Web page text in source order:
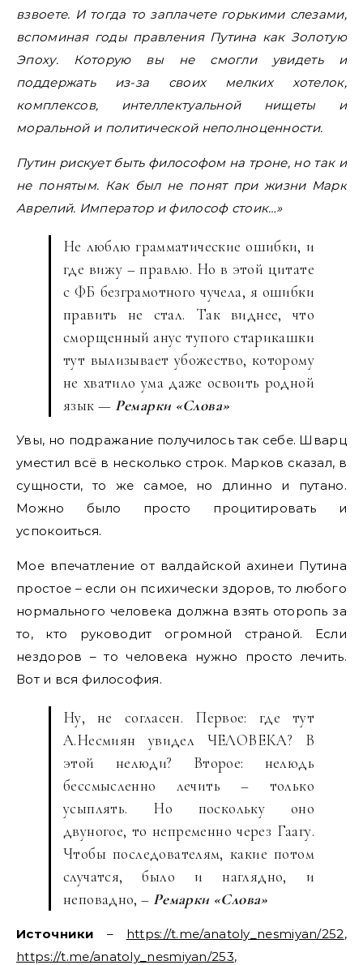
взвоете. И тогда то заплачете горькими слезами,
вспоминая годы правления Путина как Золотую
Эпоху. Которую вы не смогли увидеть и
поддержать из-за своих мелких хотелок,
комплексов, интеллектуальной нищеты и
моральной и политической неполноценности.
Путин рискует быть философом на троне, но так и
не понятым. Как был не понят при жизни Марк
Аврелий. Император и философ стоик…»
Не люблю грамматические ошибки, и
где вижу – правлю. Но в этой цитате
с ФБ безграмотного чучела, я ошибки
править не стал. Так виднее, что
сморщенный анус тупого старикашки
тут вылизывает убожество, которому
не хватило ума даже освоить родной
язык — Ремарки «Слова»
Увы, но подражание получилось так себе. Шварц
уместил всё в несколько строк. Марков сказал, в
сущности, то же самое, но длинно и путано.
Можно было просто процитировать и
успокоиться.
Мое впечатление от валдайской ахинеи Путина
простое – если он психически здоров, то любого
нормального человека должна взять оторопь за
то, кто руководит огромной страной. Если
нездоров – то человека нужно просто лечить.
Вот и вся философия.
Ну, не согласен. Первое: где тут
А.Несмиян увидел ЧЕЛОВЕКА? В
этой нелюди? Второе: нелюдь
бессмысленно лечить – только
усыплять. Но поскольку оно
двуногое, то непременно через Гаагу.
Чтобы последователям, какие потом
случатся, было и наглядно, и
неповадно, – Ремарки «Слова»
Источники – https://t.me/anatoly_nesmiyan/252,
https://t.me/anatoly_nesmiyan/253,